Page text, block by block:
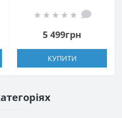
5 499грн
КУПИТИ